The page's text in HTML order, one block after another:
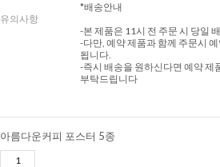
유의사항
*배송안내
-본 제품은 11시 전 주문 시 당일
-다만, 예약 제품과 함께 주문시
됩니다.
-즉시 배송을 원하신다면 예약 제
부탁드립니다
아름다운커피 포스터 5종